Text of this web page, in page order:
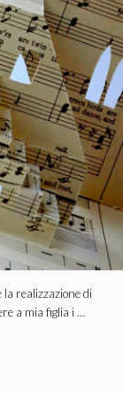
la realizzazione di
a mia figlia i …